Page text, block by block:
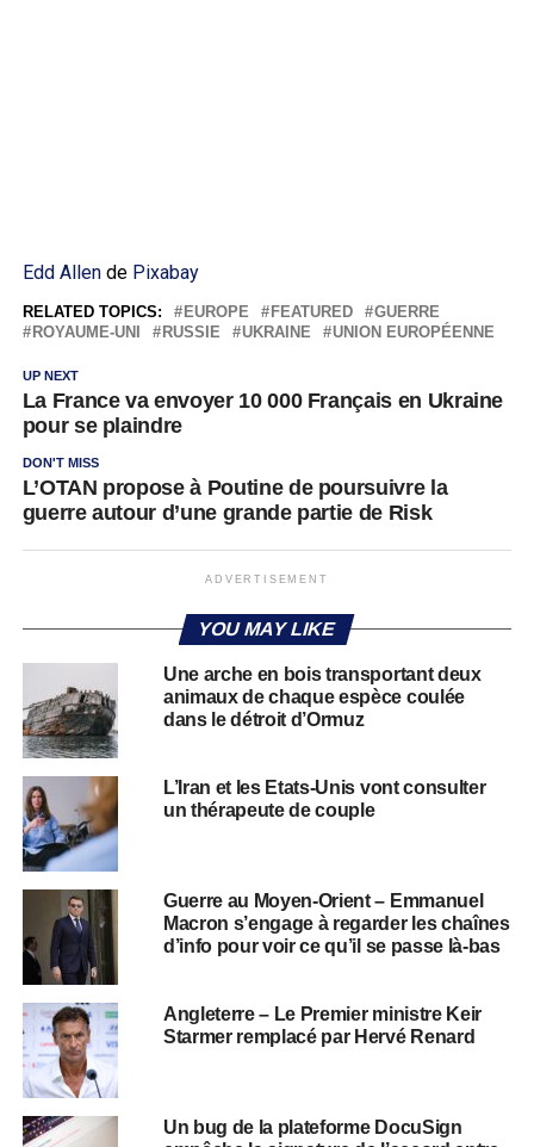
Edd Allende Pixabay
RELATED TOPICS: EUROPE FEATURED
GUERRE
ROYAUME-UNI
RUSSIE UKRAINE UNION EUROPÉENNE
UP NEXT
La France va envoyer 10 000 Français en Ukraine
pour se plaindre
DON'T MISS
L’OTAN propose à Poutine de poursuivre la
guerre autour d’une grande partie de Risk
ADVERTISEMENT
YOU MAY LIKE
Une arche en bois transportant deux
animaux de chaque espèce coulée
dans le détroit d’Ormuz
L’Iran et les Etats-Unis vont consulter
un thérapeute de couple
Guerre au Moyen-Orient – Emmanuel
Macron s’engage à regarder les chaînes
d’info pour voir ce qu’il se passe là-bas
Angleterre – Le Premier ministre Keir
Starmer remplacé par Hervé Renard
Un bug de la plateforme DocuSign